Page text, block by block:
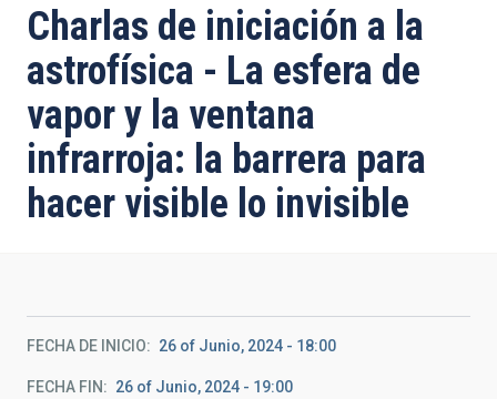
de
ayuda
a
la
navegación
Charlas de iniciación a la
astrofísica - La esfera de
vapor y la ventana
infrarroja: la barrera para
hacer visible lo invisible
FECHA DE INICIO 26 of Junio, 2024 - 18:00
FECHA FIN 26 of Junio, 2024 - 19:00